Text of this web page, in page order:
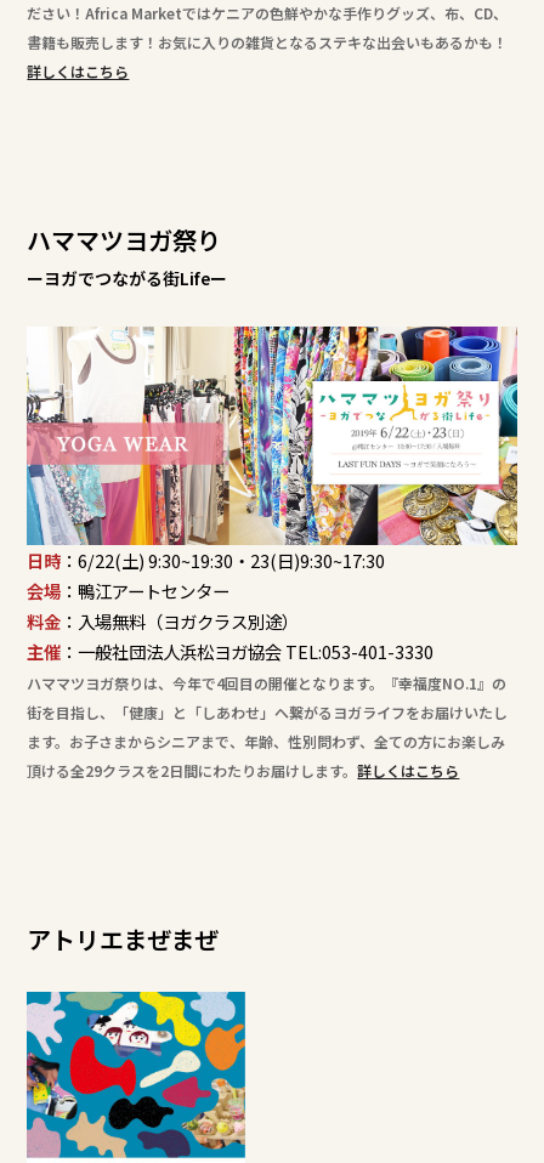
ださい！Africa Marketではケニアの色鮮やかな手作りグッズ、布、CD、
書籍も販売します！お気に入りの雑貨となるステキな出会いもあるかも！
詳しくはこちら
ハママツヨガ祭り
ーヨガでつながる街Lifeー
日時 ：6/22(土) 9:30~19:30・23(日)9:30~17:30
会場 ：鴨江アートセンター
料金 ：入場無料（ヨガクラス別途）
主催 ：一般社団法人浜松ヨガ協会 TEL:053-401-3330
ハママツヨガ祭りは、今年で4回目の開催となります。『幸福度NO.1』の
街を目指し、「健康」と「しあわせ」へ繋がるヨガライフをお届けいたし
ます。お子さまからシニアまで、年齢、性別問わず、全ての方にお楽しみ
頂ける全29クラスを2日間にわたりお届けします。詳しくはこちら
アトリエまぜまぜ